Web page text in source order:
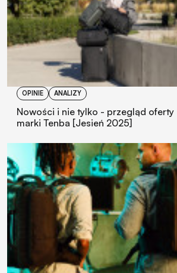
OPINIE ANALIZY
Nowości i nie tylko - przegląd oferty
marki Tenba [Jesień 2025]